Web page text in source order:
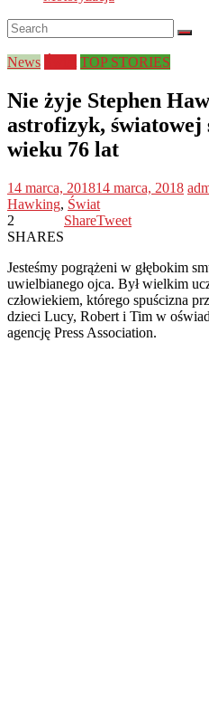
News TOP STORIES
Nie żyje Stephen
astrofizyk, światowej
wieku 76 lat
14 marca, 201814 marca, 2018
Hawking, Świat
2
SHARES
ShareTweet
Jesteśmy pogrążeni w głębokim
uwielbianego ojca. Był wielkim
człowiekiem, którego spuścizna
dzieci Lucy, Robert i Tim w
agencję Press Association.